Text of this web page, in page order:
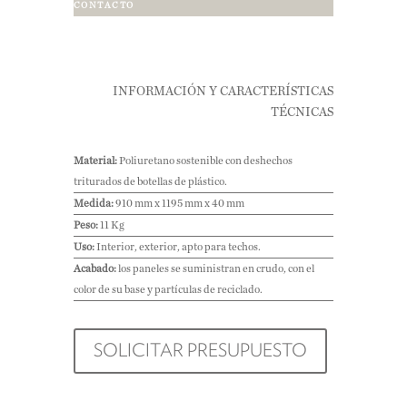
CONTACTO
INFORMACIÓN Y CARACTERÍSTICAS
TÉCNICAS
Material:Poliuretano sostenible con deshechos
triturados de botellas de plástico.
Medida:910 mm x 1195 mm x 40 mm
Peso:11 Kg
Uso:Interior, exterior, apto para techos.
Acabado:los paneles se suministran en crudo, con el
color de su base y partículas de reciclado.
SOLICITAR PRESUPUESTO